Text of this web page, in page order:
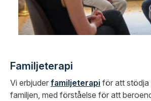
Familjeterapi
Vi erbjuder familjeterapi för att stödja
familjen, med förståelse för att